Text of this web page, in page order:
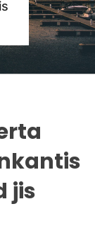
jis